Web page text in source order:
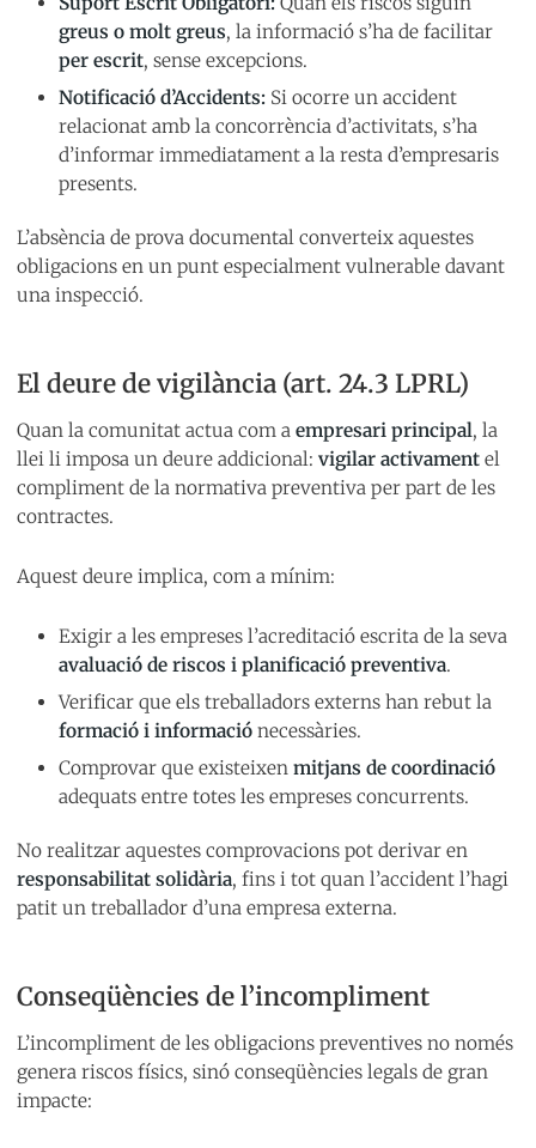
greus o molt greus, la informació s’ha de facilitar
per escrit, sense excepcions.
Notificació d’Accidents: Si ocorre un accident
relacionat amb la concorrència d’activitats, s’ha
d’informar immediatament a la resta d’empresaris
presents.
L’absència de prova documental converteix aquestes
obligacions en un punt especialment vulnerable davant
una inspecció.
El deure de vigilància (art. 24.3 LPRL)
Quan la comunitat actua com a empresari principal, la
llei li imposa un deure addicional: vigilar activament el
compliment de la normativa preventiva per part de les
contractes.
Aquest deure implica, com a mínim:
Exigir a les empreses l’acreditació escrita de la seva
avaluació de riscos i planificació preventiva.
Verificar que els treballadors externs han rebut la
formació i informació necessàries.
Comprovar que existeixen mitjans de coordinació
adequats entre totes les empreses concurrents.
No realitzar aquestes comprovacions pot derivar en
responsabilitat solidària, fins i tot quan l’accident l’hagi
patit un treballador d’una empresa externa.
Conseqüències de l’incompliment
L’incompliment de les obligacions preventives no només
genera riscos físics, sinó conseqüències legals de gran
impacte: